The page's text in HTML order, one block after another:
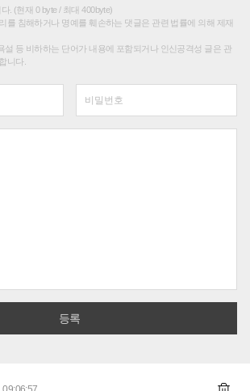
. (현재 0 byte / 최대 400byte)
를 침해하거나 명예를 훼손하는 댓글은 관련 법률에 의해 제재
설 등 비하하는 단어가 내용에 포함되거나 인신공격성 글은 관
니다.